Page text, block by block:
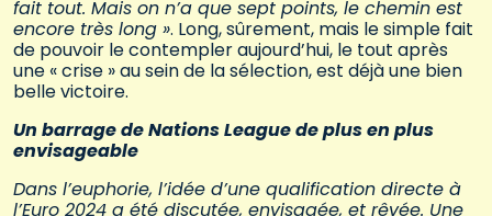
fait tout. Mais on n’a que sept points, le chemin est
encore très long ». Long, sûrement, mais le simple fait
de pouvoir le contempler aujourd’hui, le tout après
une « crise » au sein de la sélection, est déjà une bien
belle victoire.
Un barrage de Nations League de plus en plus
envisageable
Dans l’euphorie, l’idée d’une qualification directe à
l’Euro 2024 a été discutée, envisagée, et rêvée. Une